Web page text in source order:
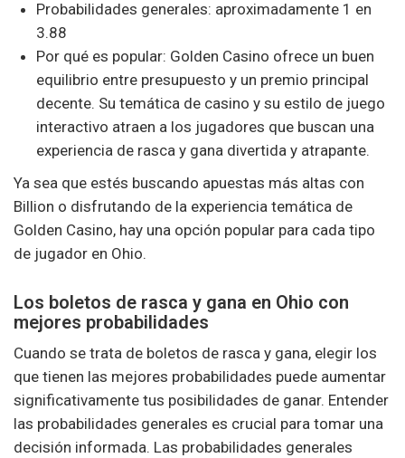
Probabilidades generales: aproximadamente 1 en
3.88
Por qué es popular: Golden Casino ofrece un buen
equilibrio entre presupuesto y un premio principal
decente. Su temática de casino y su estilo de juego
interactivo atraen a los jugadores que buscan una
experiencia de rasca y gana divertida y atrapante.
Ya sea que estés buscando apuestas más altas con
Billion o disfrutando de la experiencia temática de
Golden Casino, hay una opción popular para cada tipo
de jugador en Ohio.
Los boletos de rasca y gana en Ohio con
mejores probabilidades
Cuando se trata de boletos de rasca y gana, elegir los
que tienen las mejores probabilidades puede aumentar
significativamente tus posibilidades de ganar. Entender
las probabilidades generales es crucial para tomar una
decisión informada. Las probabilidades generales